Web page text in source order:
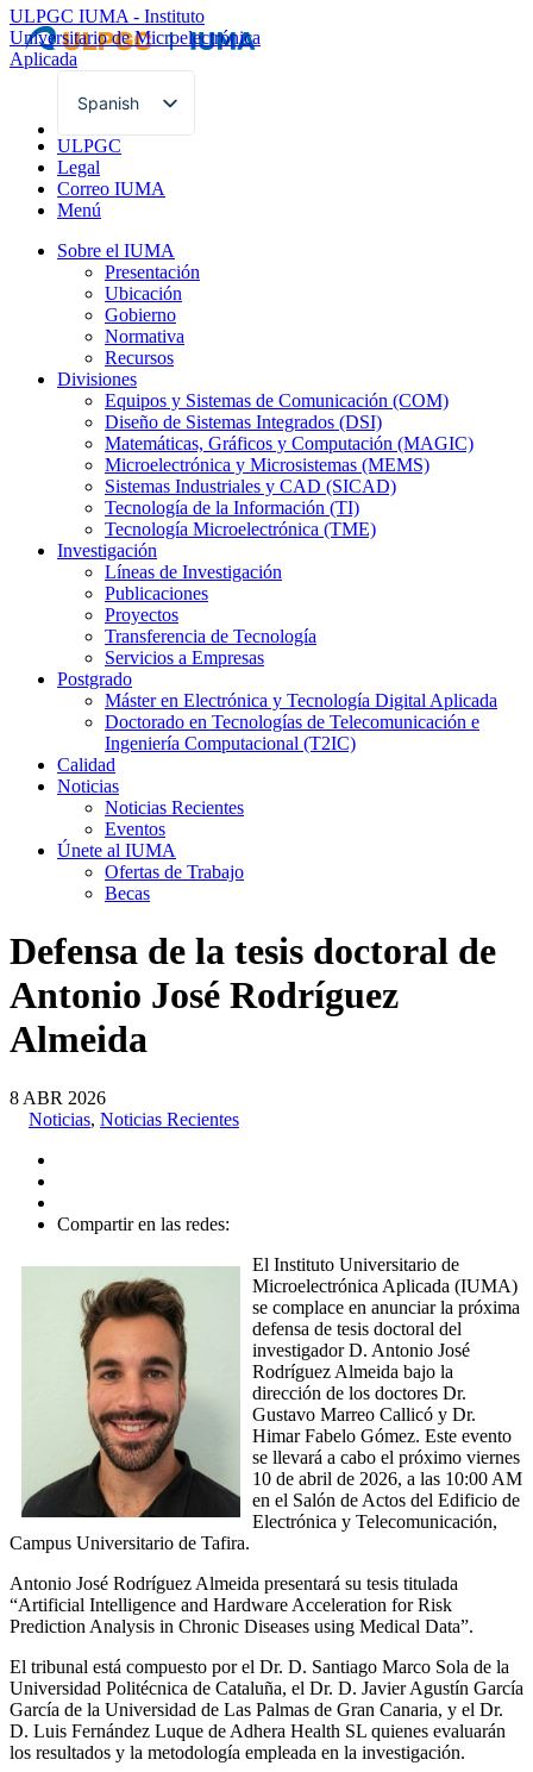
ULPGC IUMA - Instituto
Universitario de Microelectrónica
Aplicada
Spanish
English
ULPGC
Legal
Correo IUMA
Menú
Sobre el IUMA
Presentación
Ubicación
Gobierno
Normativa
Recursos
Divisiones
Equipos y Sistemas de Comunicación (COM)
Diseño de Sistemas Integrados (DSI)
Matemáticas, Gráficos y Computación (MAGIC)
Microelectrónica y Microsistemas (MEMS)
Sistemas Industriales y CAD (SICAD)
Tecnología de la Información (TI)
Tecnología Microelectrónica (TME)
Investigación
Líneas de Investigación
Publicaciones
Proyectos
Transferencia de Tecnología
Servicios a Empresas
Postgrado
Máster en Electrónica y Tecnología Digital Aplicada
Doctorado en Tecnologías de Telecomunicación e
Ingeniería Computacional (T2IC)
Calidad
Noticias
Noticias Recientes
Eventos
Únete al IUMA
Ofertas de Trabajo
Becas
Defensa de la tesis doctoral de
Antonio José Rodríguez
Almeida
8 ABR 2026
Noticias, Noticias Recientes
Compartir en las redes:
El Instituto Universitario de
Microelectrónica Aplicada (IUMA)
se complace en anunciar la próxima
defensa de tesis doctoral del
investigador D. Antonio José
Rodríguez Almeida bajo la
dirección de los doctores Dr.
Gustavo Marreo Callicó y Dr.
Himar Fabelo Gómez. Este evento
se llevará a cabo el próximo viernes
10 de abril de 2026, a las 10:00 AM
en el Salón de Actos del Edificio de
Electrónica y Telecomunicación,
Campus Universitario de Tafira.
Antonio José Rodríguez Almeida presentará su tesis titulada
“Artificial Intelligence and Hardware Acceleration for Risk
Prediction Analysis in Chronic Diseases using Medical Data”.
El tribunal está compuesto por el Dr. D. Santiago Marco Sola de la
Universidad Politécnica de Cataluña, el Dr. D. Javier Agustín García
García de la Universidad de Las Palmas de Gran Canaria, y el Dr.
D. Luis Fernández Luque de Adhera Health SL quienes evaluarán
los resultados y la metodología empleada en la investigación.